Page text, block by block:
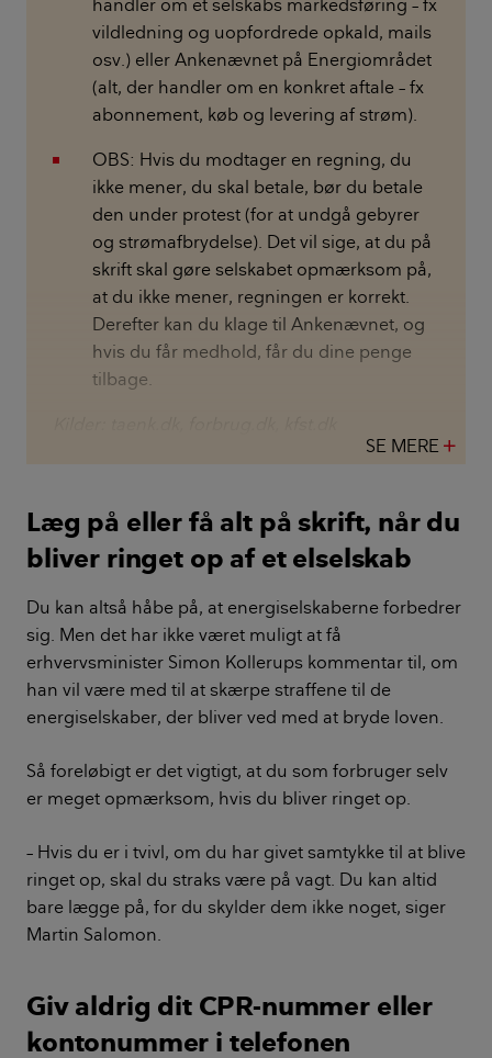
handler om et selskabs markedsføring – fx
vildledning og uopfordrede opkald, mails
osv.) eller Ankenævnet på Energiområdet
(alt, der handler om en konkret aftale – fx
abonnement, køb og levering af strøm).
OBS: Hvis du modtager en regning, du
ikke mener, du skal betale, bør du betale
den under protest (for at undgå gebyrer
og strømafbrydelse). Det vil sige, at du på
skrift skal gøre selskabet opmærksom på,
at du ikke mener, regningen er korrekt.
Derefter kan du klage til Ankenævnet, og
hvis du får medhold, får du dine penge
tilbage.
SE MERE
Læg på eller få alt på skrift, når du
bliver ringet op af et elselskab
Du kan altså håbe på, at energiselskaberne forbedrer
sig. Men det har ikke været muligt at få
erhvervsminister Simon Kollerups kommentar til, om
han vil være med til at skærpe straffene til de
energiselskaber, der bliver ved med at bryde loven.
Så foreløbigt er det vigtigt, at du som forbruger selv
er meget opmærksom, hvis du bliver ringet op.
– Hvis du er i tvivl, om du har givet samtykke til at blive
ringet op, skal du straks være på vagt. Du kan altid
bare lægge på, for du skylder dem ikke noget, siger
Martin Salomon.
Giv aldrig dit CPR-nummer eller
kontonummer i telefonen